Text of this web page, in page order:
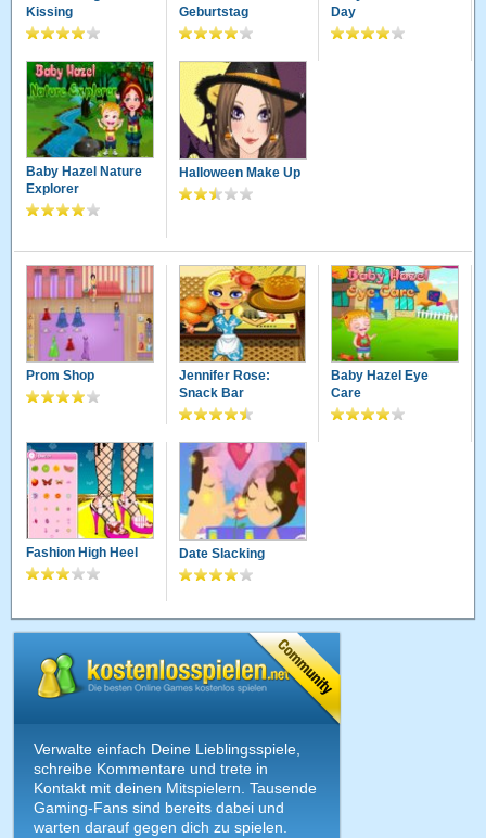
Kissing
Geburtstag
Day
Baby Hazel Nature
Explorer
Halloween Make Up
Prom Shop
Jennifer Rose:
Snack Bar
Baby Hazel Eye
Care
Fashion High Heel Date Slacking
Verwalte einfach Deine Lieblingsspiele,
schreibe Kommentare und trete in
Kontakt mit deinen Mitspielern. Tausende
Gaming-Fans sind bereits dabei und
warten darauf gegen dich zu spielen.